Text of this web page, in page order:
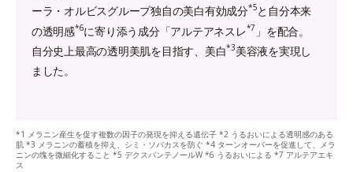
ーラ・オルビスグループ独自の美白有効成分*5と自分本来
の透明感*6に寄り添う成分「アルテアネスレ*7 」を配合。
自分史上最高の透明美肌を目指す、美白*3美容液を実現し
ました。
*1 メラニン産生を促す複数の因子の発現を抑える遺伝子 *2 うるおいによる透明感のある
肌 *3 メラニンの蓄積を抑え、シミ・ソバカスを防ぐ *4 ターンオーバーを促進して、メラ
ニンの塊を微細化すること *5 デクスパンテノールW *6 うるおいによる *7 アルテアエキ
ス